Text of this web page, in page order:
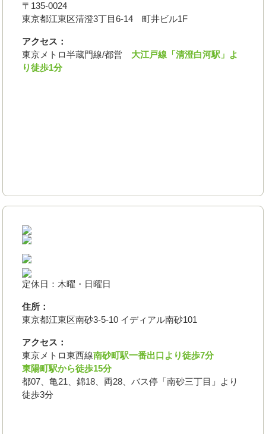
〒135-0024
東京都江東区清澄3丁目6-14 町井ビル1F
アクセス：
東京メトロ半蔵門線/都営 大江戸線「清澄白河駅」よ
り徒歩1分
定休日：木曜・日曜日
住所：
東京都江東区南砂3-5-10 イディアル南砂101
アクセス：
東京メトロ東西線南砂町駅一番出口より徒歩7分
東陽町駅から徒歩15分
都07、亀21、錦18、両28、バス停「南砂三丁目」より
徒歩3分